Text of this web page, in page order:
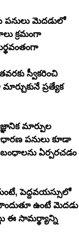
పనులు మెదడులో
క్రమంగా
స్వీకరించి
ప్రత్యేక
మార్పుల
పనులు కూడా
ఏర్పరచడం
పెద్దవయస్సులో
ఉంటే మెదడు
ఈ సామర్థ్యాన్ని